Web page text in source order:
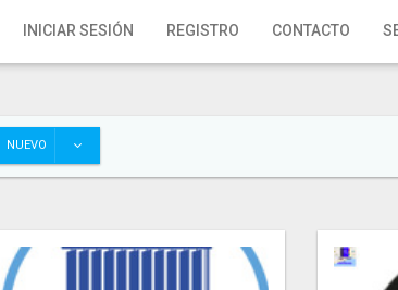
INICIAR SESIÓN REGISTRO CONTACTO
NUEVO